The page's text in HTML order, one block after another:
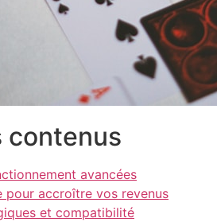
contenus
avancées
pour accroître vos revenus
et compatibilité